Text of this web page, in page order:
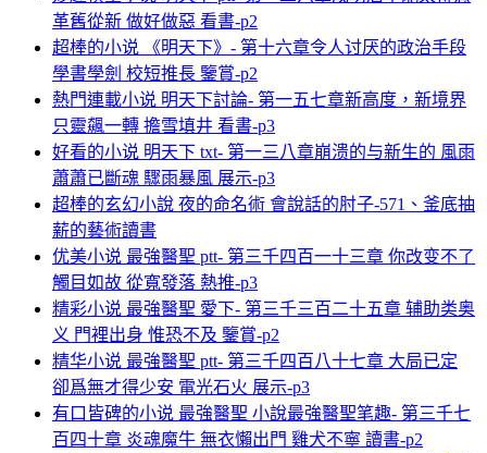
革舊從新 做好做惡 看書-p2
超棒的小说 《明天下》- 第十六章令人讨厌的政治手段
學書學劍 校短推長 鑒賞-p2
熱門連載小说 明天下討論- 第一五七章新高度，新境界
只靈飆一轉 擔雪填井 看書-p3
好看的小说 明天下 txt- 第一三八章崩溃的与新生的 風雨
蕭蕭已斷魂 驟雨暴風 展示-p3
超棒的玄幻小說 夜的命名術 會說話的肘子-571、釜底抽
薪的藝術讀書
优美小说 最強醫聖 ptt- 第三千四百一十三章 你改变不了
觸目如故 從寬發落 熱推-p3
精彩小说 最強醫聖 愛下- 第三千三百二十五章 辅助类奥
义 門裡出身 惟恐不及 鑒賞-p2
精华小说 最強醫聖 ptt- 第三千四百八十七章 大局已定
卻爲無才得少安 電光石火 展示-p3
有口皆碑的小说 最強醫聖 小說最強醫聖笔趣- 第三千七
百四十章 炎魂魔牛 無衣懶出門 雞犬不寧 讀書-p2